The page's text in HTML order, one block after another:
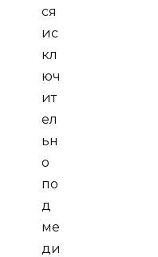
ся
ис
кл
юч
ит
ел
ьн
о
по
д
ме
ди